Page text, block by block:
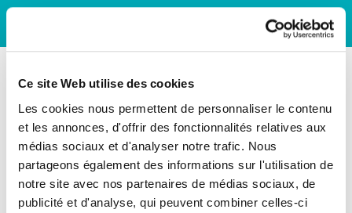
Ce site Web utilise des cookies
Les cookies nous permettent de personnaliser le contenu
et les annonces, d'offrir des fonctionnalités relatives aux
médias sociaux et d'analyser notre trafic. Nous
partageons également des informations sur l'utilisation de
notre site avec nos partenaires de médias sociaux, de
publicité et d'analyse, qui peuvent combiner celles-ci